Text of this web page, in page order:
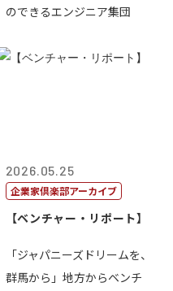
のできるエンジニア集団
2026.05.25
企業家倶楽部アーカイブ
【ベンチャー・リポート】
「ジャパニーズドリームを、
群馬から」地方からベンチ